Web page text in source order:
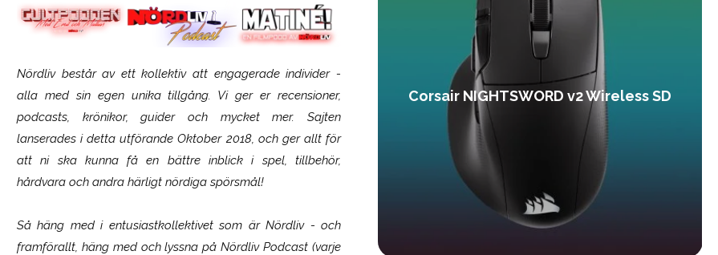
Nördliv består av ett kollektiv att engagerade individer -
alla med sin egen unika tillgång. Vi ger er recensioner,
podcasts, krönikor, guider och mycket mer. Sajten
lanserades i detta utförande Oktober 2018, och ger allt för
att ni ska kunna få en bättre inblick i spel, tillbehör,
hårdvara och andra härligt nördiga spörsmål!
Så häng med i entusiastkollektivet som ärNördliv- och
framförallt, häng med och lyssna på Nördliv Podcast (varje
SCUF Gaming Omega Corsair NIGHTSWORD v2 Wireless SD